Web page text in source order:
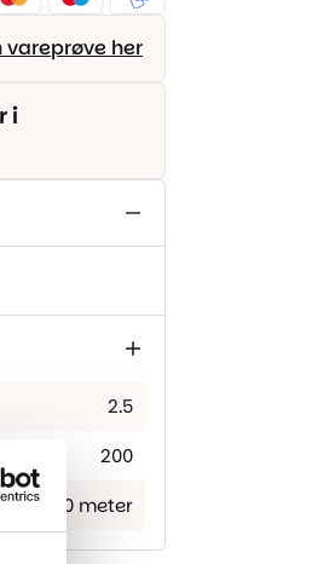
vareprøve her
i
2.5
200
ca 30 meter